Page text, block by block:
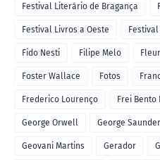
Festival Literário de Bragança
Festival Livros a Oeste
Fido Nesti Filipe Melo
Foster Wallace Fotos
Frederico Lourenço Frei Bento
George Orwell George
Geovani Martins Gerador